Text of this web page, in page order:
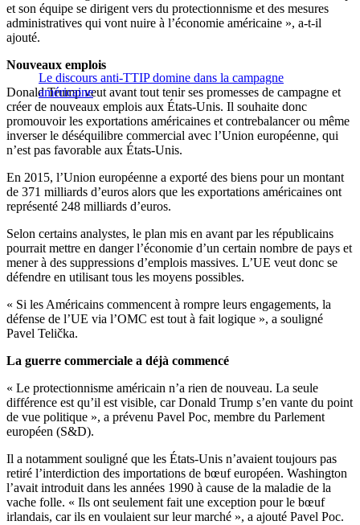
et son équipe se dirigent vers du protectionnisme et des mesures
administratives qui vont nuire à l’économie américaine », a-t-il
ajouté.
Le discours anti-TTIP domine dans la campagne
américaine
Nouveaux emplois
Donald Trump veut avant tout tenir ses promesses de campagne et
créer de nouveaux emplois aux États-Unis. Il souhaite donc
promouvoir les exportations américaines et contrebalancer ou même
inverser le déséquilibre commercial avec l’Union européenne, qui
n’est pas favorable aux États-Unis.
En 2015, l’Union européenne a exporté des biens pour un montant
de 371 milliards d’euros alors que les exportations américaines ont
représenté 248 milliards d’euros.
Selon certains analystes, le plan mis en avant par les républicains
pourrait mettre en danger l’économie d’un certain nombre de pays et
mener à des suppressions d’emplois massives. L’UE veut donc se
défendre en utilisant tous les moyens possibles.
« Si les Américains commencent à rompre leurs engagements, la
défense de l’UE via l’OMC est tout à fait logique », a souligné
Pavel Telička.
La guerre commerciale a déjà commencé
« Le protectionnisme américain n’a rien de nouveau. La seule
différence est qu’il est visible, car Donald Trump s’en vante du point
de vue politique », a prévenu Pavel Poc, membre du Parlement
européen (S&D).
Il a notamment souligné que les États-Unis n’avaient toujours pas
retiré l’interdiction des importations de bœuf européen. Washington
l’avait introduit dans les années 1990 à cause de la maladie de la
vache folle. « Ils ont seulement fait une exception pour le bœuf
irlandais, car ils en voulaient sur leur marché », a ajouté Pavel Poc.